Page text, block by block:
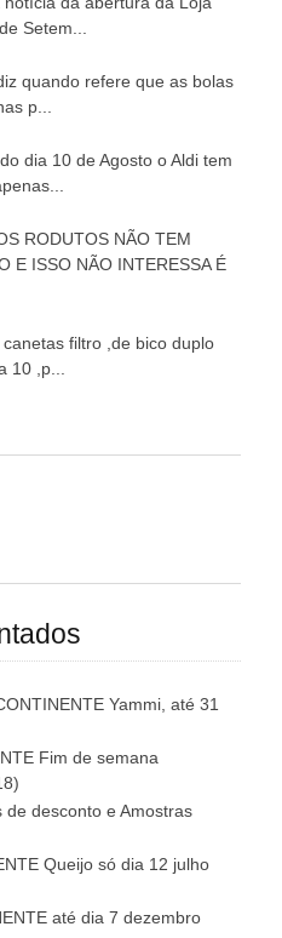
Setem...
quando refere que as bolas
p...
dia 10 de Agosto o Aldi tem
RODUTOS NÃO TEM
E ISSO NÃO INTERESSA É
filtro ,de bico duplo
10 ,p...
Yammi, até 31
Fim de semana
desconto e Amostras
Queijo só dia 12 julho
até dia 7 dezembro